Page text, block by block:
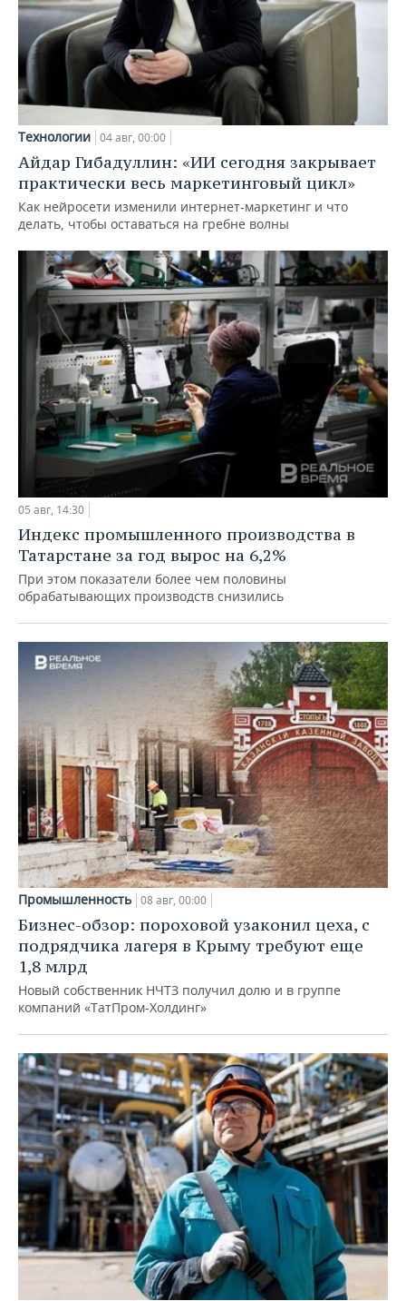
Технологии 04 авг, 00:00
Айдар Гибадуллин: «ИИ сегодня закрывает
практически весь маркетинговый цикл»
Как нейросети изменили интернет-маркетинг и что
делать, чтобы оставаться на гребне волны
05 авг, 14:30
Индекс промышленного производства в
Татарстане за год вырос на 6,2%
При этом показатели более чем половины
обрабатывающих производств снизились
Промышленность 08 авг, 00:00
Бизнес-обзор: пороховой узаконил цеха, с
подрядчика лагеря в Крыму требуют еще
1,8 млрд
Новый собственник НЧТЗ получил долю и в группе
компаний «ТатПром-Холдинг»